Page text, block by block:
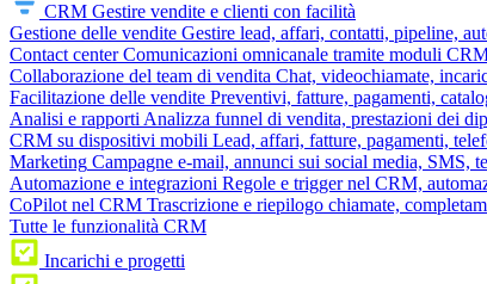
CRM Gestire vendite e clienti con facilità
Gestione delle vendite Gestire lead, affari, contatti, pipeline,
Contact center Comunicazioni omnicanale tramite moduli
Collaborazione del team di vendita Chat, videochiamate,
Facilitazione delle vendite Preventivi, fatture, pagamenti,
Analisi e rapporti Analizza funnel di vendita, prestazioni dei
CRM su dispositivi mobili Lead, affari, fatture, pagamenti,
Marketing Campagne e-mail, annunci sui social media, SMS,
Automazione e integrazioni Regole e trigger nel CRM,
CoPilot nel CRM Trascrizione e riepilogo chiamate,
Tutte le funzionalità CRM
Incarichi e progetti